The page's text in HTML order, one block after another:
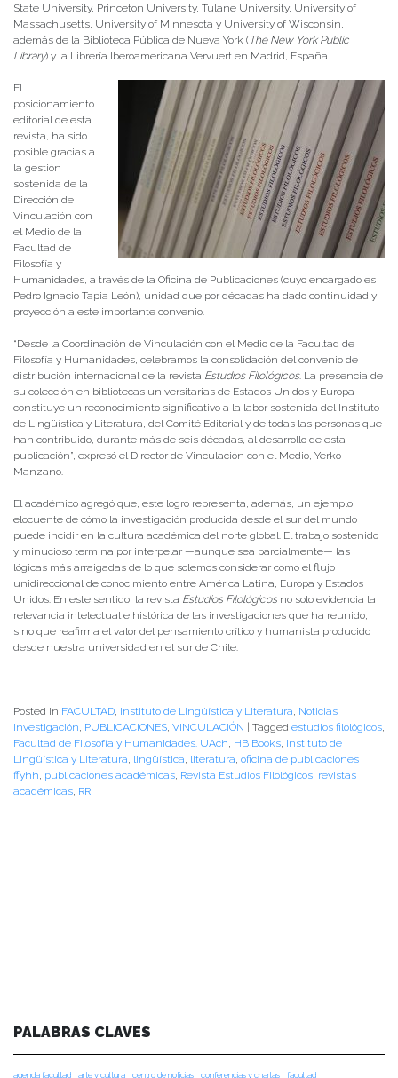
State University, Princeton University, Tulane University, University of
Massachusetts, University of Minnesota y University of Wisconsin,
además de la Biblioteca Pública de Nueva York ( The New York Public
Library) y la Librería Iberoamericana Vervuert en Madrid, España.
El
posicionamiento
editorial de esta
revista, ha sido
posible gracias a
la gestión
sostenida de la
Dirección de
Vinculación con
el Medio de la
Facultad de
Filosofía y
Humanidades, a través de la Oficina de Publicaciones (cuyo encargado es
Pedro Ignacio Tapia León), unidad que por décadas ha dado continuidad y
proyección a este importante convenio.
“Desde la Coordinación de Vinculación con el Medio de la Facultad de
Filosofía y Humanidades, celebramos la consolidación del convenio de
distribución internacional de la revista Estudios Filológicos. La presencia de
su colección en bibliotecas universitarias de Estados Unidos y Europa
constituye un reconocimiento significativo a la labor sostenida del Instituto
de Lingüística y Literatura, del Comité Editorial y de todas las personas que
han contribuido, durante más de seis décadas, al desarrollo de esta
publicación”, expresó el Director de Vinculación con el Medio, Yerko
Manzano.
El académico agregó que, este logro representa, además, un ejemplo
elocuente de cómo la investigación producida desde el sur del mundo
puede incidir en la cultura académica del norte global. El trabajo sostenido
y minucioso termina por interpelar —aunque sea parcialmente— las
lógicas más arraigadas de lo que solemos considerar como el flujo
unidireccional de conocimiento entre América Latina, Europa y Estados
Unidos. En este sentido, la revista Estudios Filológicosno solo evidencia la
relevancia intelectual e histórica de las investigaciones que ha reunido,
sino que reafirma el valor del pensamiento crítico y humanista producido
desde nuestra universidad en el sur de Chile.
Posted in FACULTAD, Instituto de Lingüística y Literatura, Noticias
Investigación, PUBLICACIONES, VINCULACIÓN Tagged estudios filológicos,
Facultad de Filosofía y Humanidades. UAch, HB Books, Instituto de
Lingüística y Literatura, lingüística, literatura, oficina de publicaciones
ffyhh, publicaciones académicas, Revista Estudios Filológicos, revistas
académicas, RRI
PALABRAS CLAVES
agenda facultad arte y cultura centro de noticias conferencias y charlas facultad